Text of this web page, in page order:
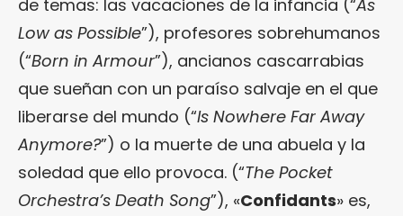
de temas: las vacaciones de la infancia (“As
Low as Possible”), profesores sobrehumanos
(“Born in Armour”), ancianos cascarrabias
que sueñan con un paraíso salvaje en el que
liberarse del mundo (“Is Nowhere Far Away
Anymore?”) o la muerte de una abuela y la
soledad que ello provoca. (“The Pocket
Orchestra’s Death Song”), «Confidants» es,